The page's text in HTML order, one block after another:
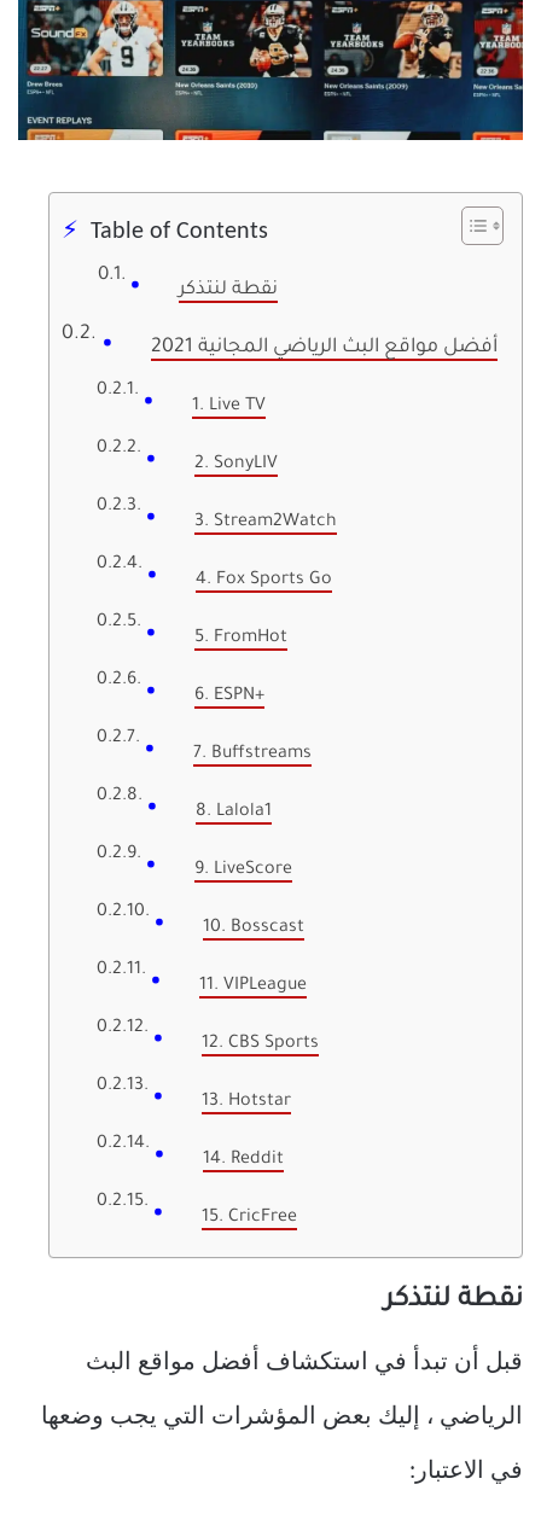
Table of Contents
نقطة لنتذكر
أفضل مواقع البث الرياضي المجانية 2021
1. Live TV
2. SonyLIV
3. Stream2Watch
4. Fox Sports Go
5. FromHot
6. ESPN+
7. Buffstreams
8. Lalola1
9. LiveScore
10. Bosscast
11. VIPLeague
12. CBS Sports
13. Hotstar
14. Reddit
15. CricFree
نقطة لنتذكر
قبل أن تبدأ في استكشاف أفضل مواقع البث
الرياضي ، إليك بعض المؤشرات التي يجب وضعها
في الاعتبار: